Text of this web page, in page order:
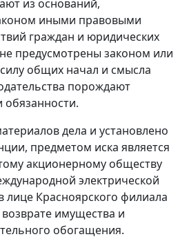
из оснований,
иными правовыми
граждан и юридических
предусмотрены законом или
общих начал и смысла
порождают
обязанности.
дела и установлено
предметом иска является
акционерному обществу
электрической
лице Красноярского филиала
имущества и
обогащения.